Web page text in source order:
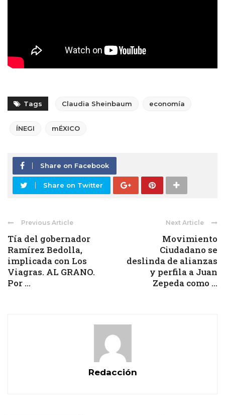
Tags Claudia Sheinbaum economía
ÍNEGI mÉXICO
Share on Facebook
Share on Twitter
Previous Article
Tía del gobernador
Ramírez Bedolla,
implicada con Los
Viagras. AL GRANO.
Por ...
Next Article
Movimiento
Ciudadano se
deslinda de alianzas
y perfila a Juan
Zepeda como ...
Redacción